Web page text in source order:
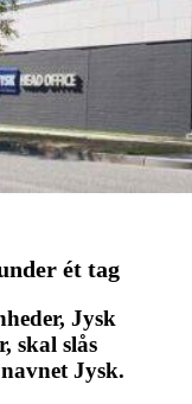
ét tag
Jysk
skal slås
Jysk.